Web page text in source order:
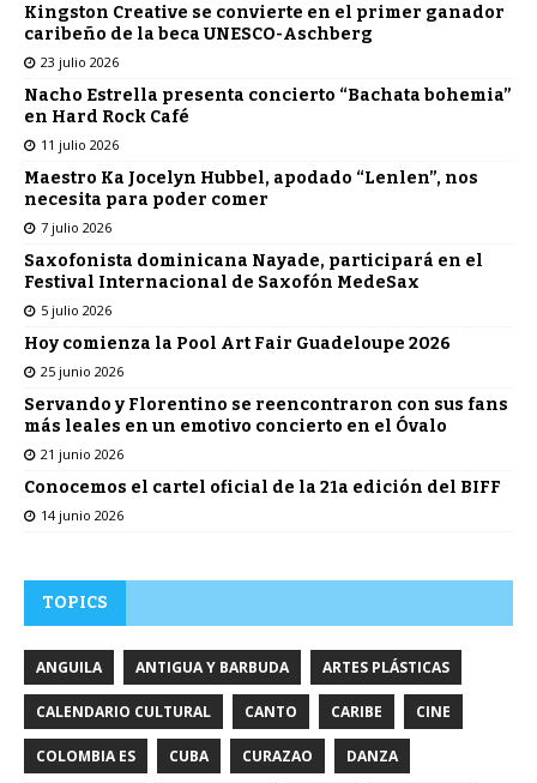
Kingston Creative se convierte en el primer ganador
caribeño de la beca UNESCO-Aschberg
23 julio 2026
Nacho Estrella presenta concierto “Bachata bohemia”
en Hard Rock Café
11 julio 2026
Maestro Ka Jocelyn Hubbel, apodado “Lenlen”, nos
necesita para poder comer
7 julio 2026
Saxofonista dominicana Nayade, participará en el
Festival Internacional de Saxofón MedeSax
5 julio 2026
Hoy comienza la Pool Art Fair Guadeloupe 2026
25 junio 2026
Servando y Florentino se reencontraron con sus fans
más leales en un emotivo concierto en el Óvalo
21 junio 2026
Conocemos el cartel oficial de la 21a edición del BIFF
14 junio 2026
TOPICS
ANGUILA ANTIGUA Y BARBUDA ARTES PLÁSTICAS
CALENDARIO CULTURAL CANTO CARIBE CINE
COLOMBIA ES CUBA CURAZAO DANZA